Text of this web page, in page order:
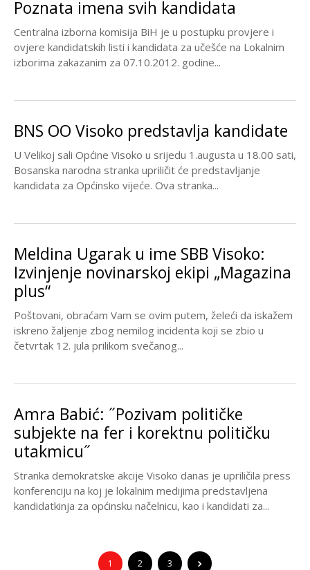
Poznata imena svih kandidata
Centralna izborna komisija BiH je u postupku provjere i
ovjere kandidatskih listi i kandidata za učešće na Lokalnim
izborima zakazanim za 07.10.2012. godine...
BNS OO Visoko predstavlja kandidate
U Velikoj sali Općine Visoko u srijedu 1.augusta u 18.00 sati,
Bosanska narodna stranka upriličit će predstavljanje
kandidata za Općinsko vijeće. Ova stranka...
Meldina Ugarak u ime SBB Visoko:
Izvinjenje novinarskoj ekipi „Magazina
plus“
Poštovani, obraćam Vam se ovim putem, želeći da iskažem
iskreno žaljenje zbog nemilog incidenta koji se zbio u
četvrtak 12. jula prilikom svečanog...
Amra Babić: ˝Pozivam političke
subjekte na fer i korektnu političku
utakmicu˝
Stranka demokratske akcije Visoko danas je upriličila press
konferenciju na koj je lokalnim medijima predstavljena
kandidatkinja za općinsku načelnicu, kao i kandidati za...
1 2 3